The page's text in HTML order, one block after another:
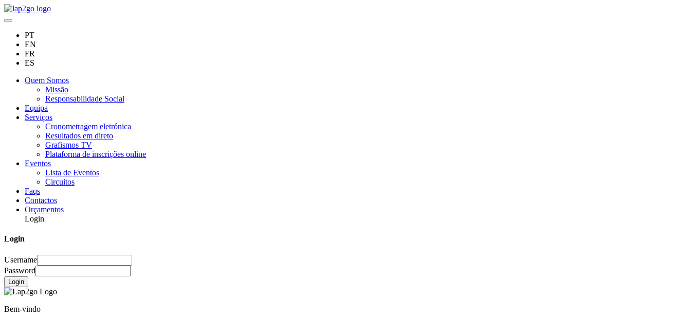
PT
EN
FR
ES
Quem Somos
Missão
Responsabilidade Social
Equipa
Serviços
Cronometragem eletrónica
Resultados em direto
Grafismos TV
Plataforma de inscrições online
Eventos
Lista de Eventos
Circuitos
Faqs
Contactos
Orçamentos
Login
Login
Username
Password
Login
Bem-vindo